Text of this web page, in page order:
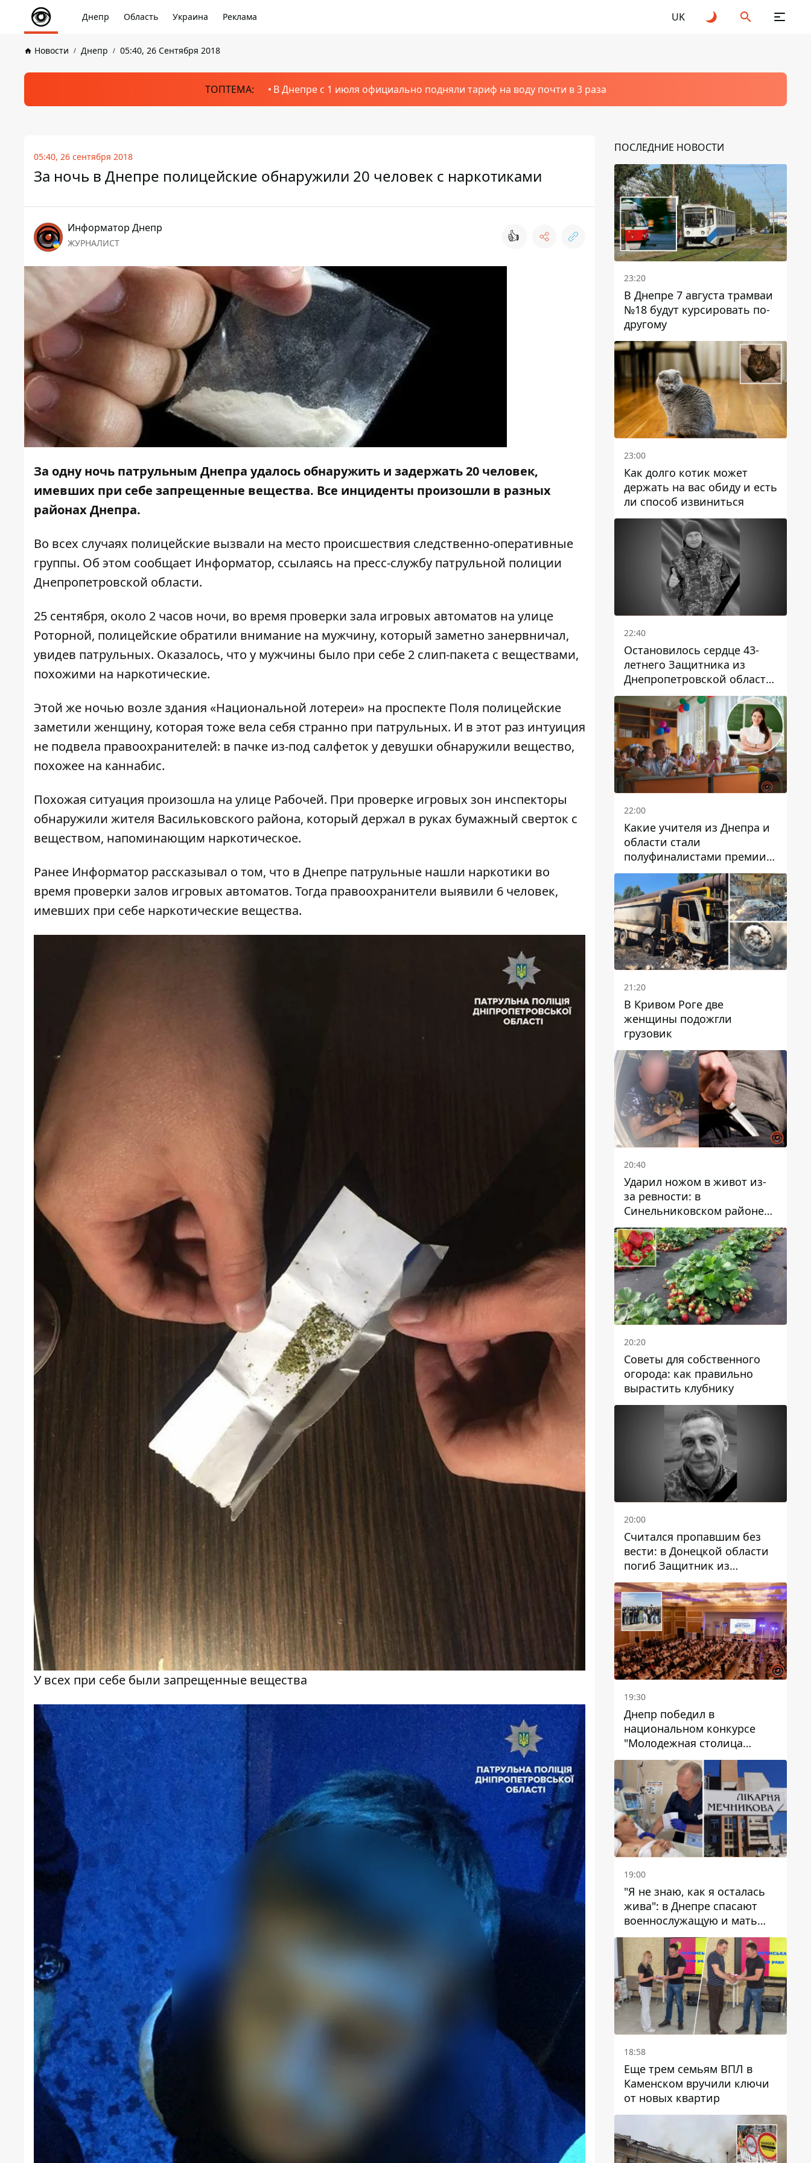
Днепр Область Украина Реклама UK
Новости Днепр 05:40, 26 Сентября 2018
ТОПТЕМА: В Днепре с 1 июля официально подняли тариф на воду почти в 3 раза
05:40, 26 сентября 2018
За ночь в Днепре полицейские обнаружили 20 человек с наркотиками
Информатор Днепр
ЖУРНАЛИСТ 👍
За одну ночь патрульным Днепра удалось обнаружить и задержать 20 человек,
имевших при себе запрещенные вещества. Все инциденты произошли в разных
районах Днепра.
Во всех случаях полицейские вызвали на место происшествия следственно-оперативные
группы. Об этом сообщает Информатор, ссылаясь на пресс-службу патрульной полиции
Днепропетровской области.
25 сентября, около 2 часов ночи, во время проверки зала игровых автоматов на улице
Роторной, полицейские обратили внимание на мужчину, который заметно занервничал,
увидев патрульных. Оказалось, что у мужчины было при себе 2 слип-пакета с веществами,
похожими на наркотические.
Этой же ночью возле здания «Национальной лотереи» на проспекте Поля полицейские
заметили женщину, которая тоже вела себя странно при патрульных. И в этот раз интуиция
не подвела правоохранителей: в пачке из-под салфеток у девушки обнаружили вещество,
похожее на каннабис.
Похожая ситуация произошла на улице Рабочей. При проверке игровых зон инспекторы
обнаружили жителя Васильковского района, который держал в руках бумажный сверток с
веществом, напоминающим наркотическое.
Ранее Информатор рассказывал о том, что в Днепре патрульные нашли наркотики во
время проверки залов игровых автоматов. Тогда правоохранители выявили 6 человек,
имевших при себе наркотические вещества.
У всех при себе были запрещенные вещества
ПОСЛЕДНИЕ НОВОСТИ
23:20
В Днепре 7 августа трамваи
№18 будут курсировать по-
другому
23:00
Как долго котик может
держать на вас обиду и есть
ли способ извиниться
22:40
Остановилось сердце 43-
летнего Защитника из
Днепропетровской области
Евгения Зинченко
22:00
Какие учителя из Днепра и
области стали
полуфиналистами премии
Global Teacher Prize Ukraine
2026
21:20
В Кривом Роге две
женщины подожгли
грузовик
20:40
Ударил ножом в живот из-
за ревности: в
Синельниковском районе
задержали 49-летнего
мужчину за убийство
20:20
Советы для собственного
огорода: как правильно
вырастить клубнику
20:00
Считался пропавшим без
вести: в Донецкой области
погиб Защитник из
Каменского Антон
Красовский
19:30
Днепр победил в
национальном конкурсе
"Молодежная столица
Украины – 2026"
19:00
"Я не знаю, как я осталась
жива": в Днепре спасают
военнослужащую и мать
четверых детей, которую
ранил КАБ
18:58
Еще трем семьям ВПЛ в
Каменском вручили ключи
от новых квартир